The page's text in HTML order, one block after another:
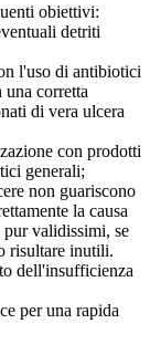
obiettivi:
detriti
l'uso di antibiotici
corretta
di vera ulcera
con prodotti
generali;
non guariscono
la causa
validissimi, se
risultare inutili.
dell'insufficienza
per una rapida